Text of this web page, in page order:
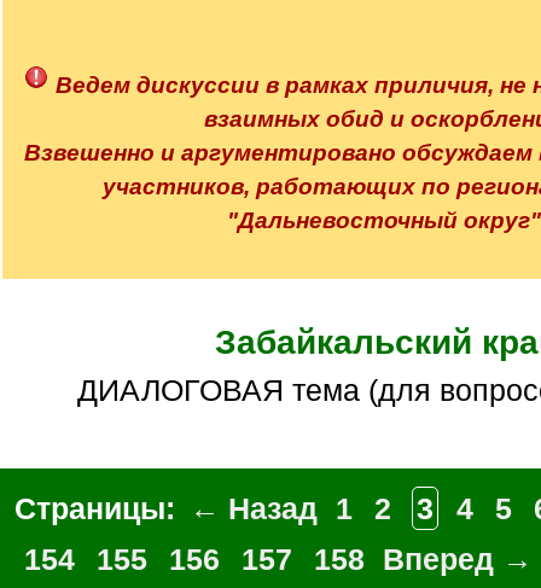
Ведем дискуссии в рамках приличия, не
взаимных обид и
Взвешенно и аргументировано
участников, работающих по
"Дальневосточный
Забайкальский
ДИАЛОГОВАЯ тема (для
Страницы: ← Назад 1 2 3 4 5
154
155 156 157 158 Вперед →